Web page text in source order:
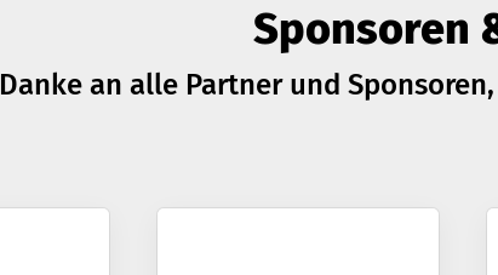
Sponsoren
Danke an alle Partner und